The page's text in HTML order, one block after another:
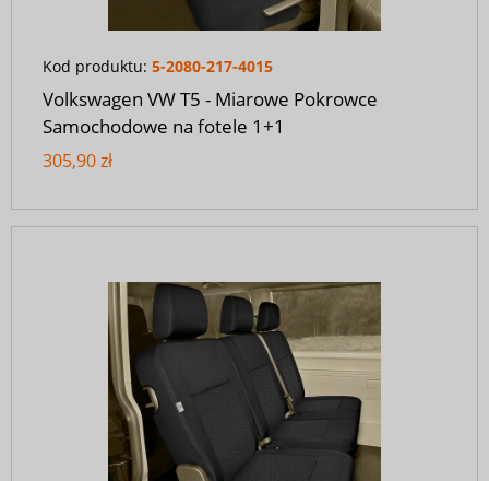
Kod produktu: 5-2080-217-4015
Volkswagen VW T5 - Miarowe Pokrowce
Samochodowe na fotele 1+1
305,90 zł